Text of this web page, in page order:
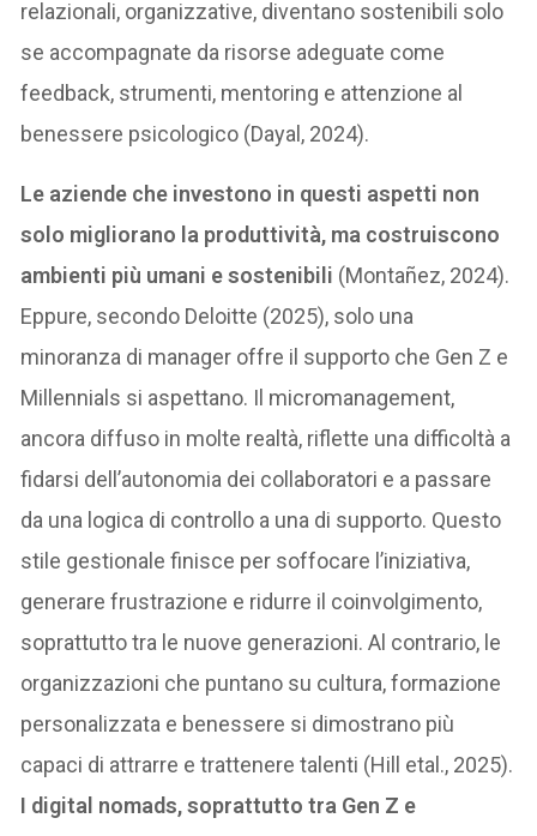
relazionali, organizzative, diventano sostenibili solo
se accompagnate da risorse adeguate come
feedback, strumenti, mentoring e attenzione al
benessere psicologico (Dayal, 2024).
Le aziende che investono in questi aspetti non
solo migliorano la produttività, ma costruiscono
ambienti più umani e sostenibili (Montañez, 2024).
Eppure, secondo Deloitte (2025), solo una
minoranza di manager offre il supporto che Gen Z e
Millennials si aspettano. Il micromanagement,
ancora diffuso in molte realtà, riflette una difficoltà a
fidarsi dell’autonomia dei collaboratori e a passare
da una logica di controllo a una di supporto. Questo
stile gestionale finisce per soffocare l’iniziativa,
generare frustrazione e ridurre il coinvolgimento,
soprattutto tra le nuove generazioni. Al contrario, le
organizzazioni che puntano su cultura, formazione
personalizzata e benessere si dimostrano più
capaci di attrarre e trattenere talenti (Hill etal., 2025).
I digital nomads, soprattutto tra Gen Z e